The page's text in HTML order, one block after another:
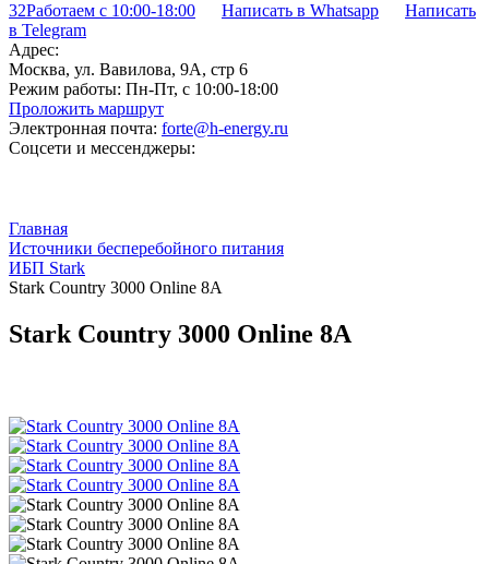
32Работаем с 10:00-18:00 Написать в Whatsapp
Написать
в Telegram
Адрес:
Москва, ул. Вавилова, 9А, стр 6
Режим работы: Пн-Пт, с 10:00-18:00
Проложить маршрут
Электронная почта: forte@h-energy.ru
Соцсети и мессенджеры:
Главная
Источники бесперебойного питания
ИБП Stark
Stark Country 3000 Online 8A
Stark Country 3000 Online 8A